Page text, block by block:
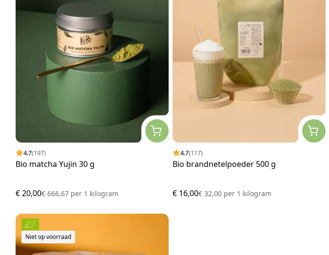
4.7(197)
Bio matcha Yujin 30 g
€ 20,00€ 666,67 per 1 kilogram
4.7(117)
Bio brandnetelpoeder 500 g
€ 16,00€ 32,00 per 1 kilogram
Niet op voorraad